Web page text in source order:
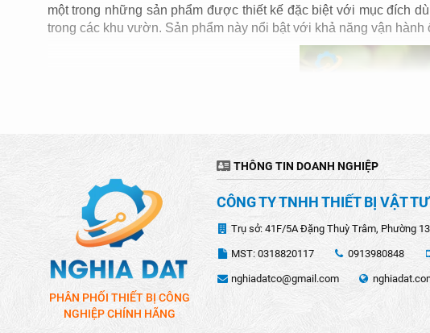
một trong những sản phẩm được thiết kế đặc biệt với mục đích
trong các khu vườn. Sản phẩm này nổi bật với khả năng vận
PHÂN PHỐI THIẾT BỊ CÔNG
NGHIỆP CHÍNH HÃNG
THÔNG TIN DOANH NGHIỆP
CÔNG TY TNHH THIẾT BỊ VẬT
Trụ sở: 41F/5A Đặng Thuỳ Trâm, Phường
MST: 0318820117 0913980848
nghiadatco@gmail.com